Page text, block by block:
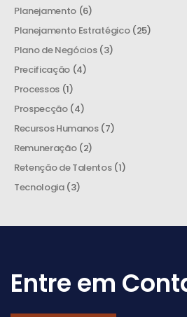
Planejamento (6)
Planejamento Estratégico(25)
Plano de Negócios(3)
Precificação (4)
Processos (1)
Prospecção(4)
Recursos Humanos(7)
Remuneração(2)
Retenção de Talentos(1)
Tecnologia(3)
Entre em